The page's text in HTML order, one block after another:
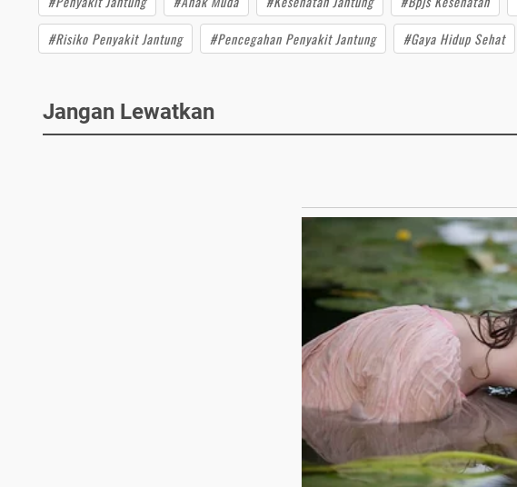
#Risiko Penyakit Jantung
#Pencegahan Penyakit Jantung #Gaya Hidup Sehat
Jangan Lewatkan